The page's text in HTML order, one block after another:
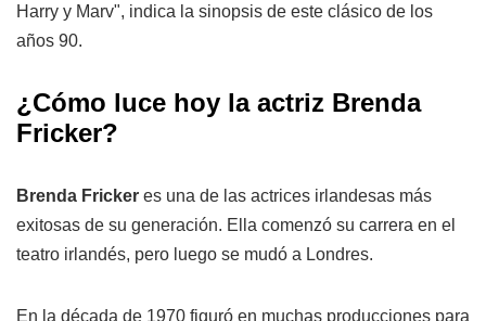
Harry y Marv", indica la sinopsis de este clásico de los
años 90.
¿Cómo luce hoy la actriz Brenda
Fricker?
Brenda Fricker es una de las actrices irlandesas más
exitosas de su generación. Ella comenzó su carrera en el
teatro irlandés, pero luego se mudó a Londres.
En la década de 1970 figuró en muchas producciones para